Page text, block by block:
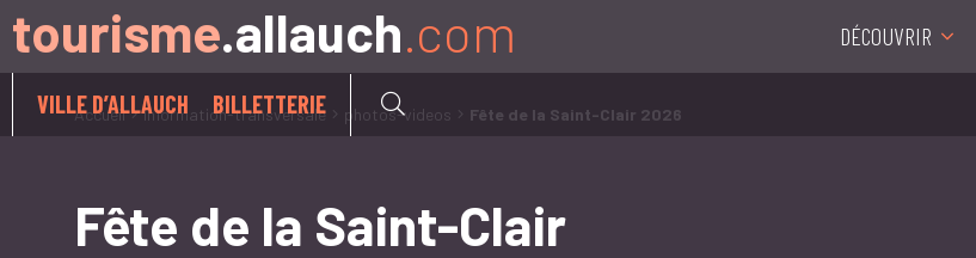
Aller à:
tourisme.allauch.com DÉCOUVRIR
VILLE D’ALLAUCH BILLETTERIE
Accueil information-transversale photos-videos Fête de la Saint-Clair 2026
Fête de la Saint-Clair